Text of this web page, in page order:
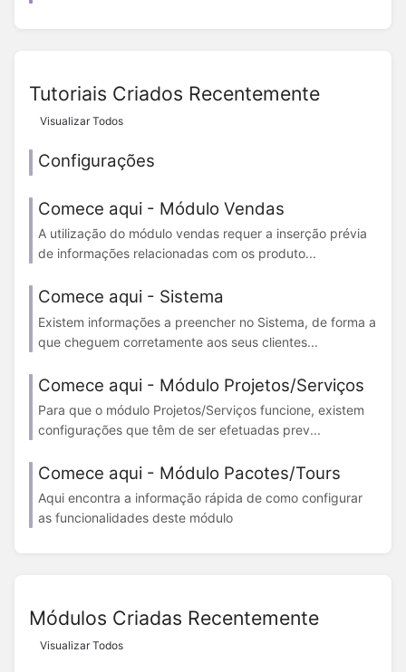
Tutoriais Criados Recentemente
Visualizar Todos
Configurações
Comece aqui - Módulo Vendas
A utilização do módulo vendas requer a inserção prévia
de informações relacionadas com os produto...
Comece aqui - Sistema
Existem informações a preencher no Sistema, de forma a
que cheguem corretamente aos seus clientes...
Comece aqui - Módulo Projetos/Serviços
Para que o módulo Projetos/Serviços funcione, existem
configurações que têm de ser efetuadas prev...
Comece aqui - Módulo Pacotes/Tours
Aqui encontra a informação rápida de como configurar
as funcionalidades deste módulo
Módulos Criadas Recentemente
Visualizar Todos